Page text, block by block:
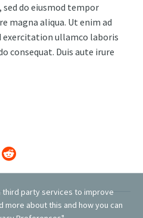
do eiusmod tempor
magna aliqua. Ut enim ad
exercitation ullamco laboris
consequat. Duis aute irure
party services to improve
more about this and how you can